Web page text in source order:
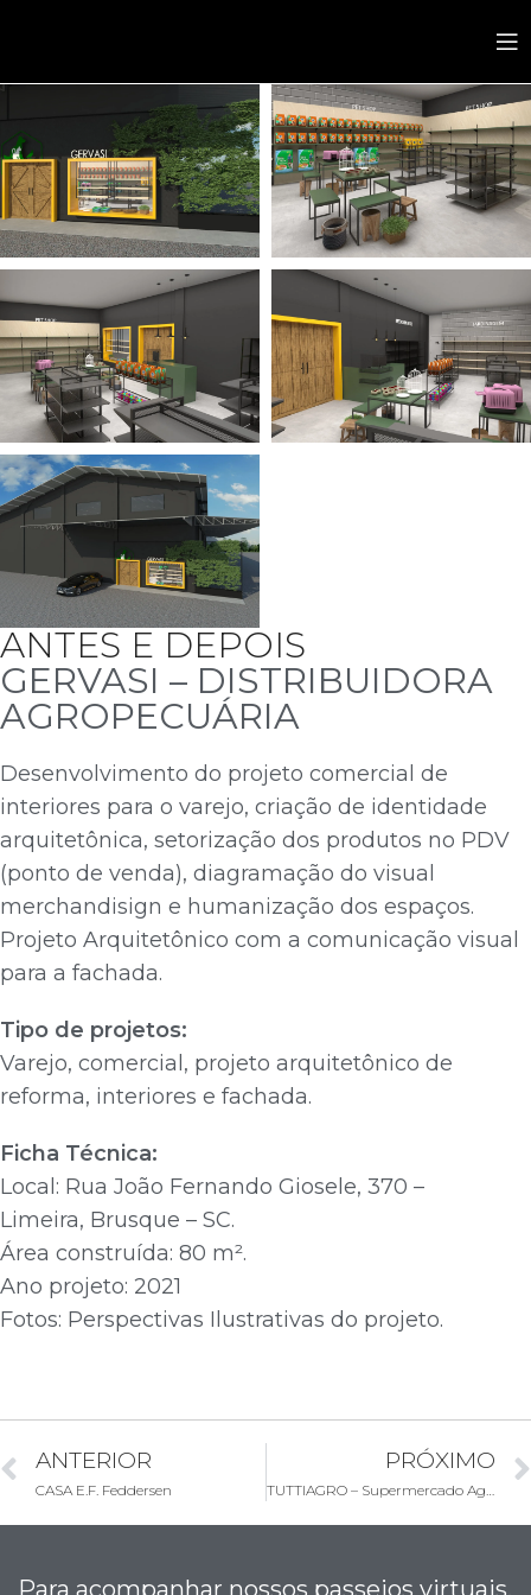
ANTES E DEPOIS
GERVASI – DISTRIBUIDORA
AGROPECUÁRIA
Desenvolvimento do projeto comercial de
interiores para o varejo, criação de identidade
arquitetônica, setorização dos produtos no PDV
(ponto de venda), diagramação do visual
merchandisign e humanização dos espaços.
Projeto Arquitetônico com a comunicação visual
para a fachada.
Tipo de projetos:
Varejo, comercial, projeto arquitetônico de
reforma, interiores e fachada.
Ficha Técnica:
Local: Rua João Fernando Giosele, 370 –
Limeira, Brusque – SC.
Área construída: 80 m².
Ano projeto: 2021
Fotos: Perspectivas Ilustrativas do projeto.
ANTERIOR
CASA E.F. Feddersen
PRÓXIMO
Para acompanhar nossos passeios virtuais,